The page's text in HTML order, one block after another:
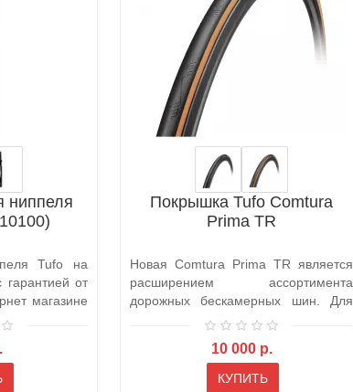
ниппеля
Tufo на
от
магазине
Покрышка Tufo Comtura
Prima TR
Новая Comtura Prima TR является
расширением ассортимента
дорожных бескамерных шин. Для
этой модели р..
10 000 р.
КУПИТЬ